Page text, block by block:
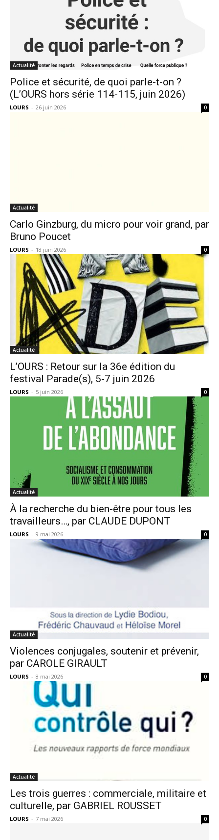
Actualité
Police et sécurité, de quoi parle-t-on ?
(L’OURS hors série 114-115, juin 2026)
LOURS - 26 juin 2026 0
Actualité
Carlo Ginzburg, du micro pour voir grand, par
Bruno Poucet
LOURS - 18 juin 2026 0
Actualité
L’OURS : Retour sur la 36e édition du
festival Parade(s), 5-7 juin 2026
LOURS - 5 juin 2026 0
Actualité
À la recherche du bien-être pour tous les
travailleurs…, par CLAUDE DUPONT
LOURS - 9 mai 2026 0
Actualité
Violences conjugales, soutenir et prévenir,
par CAROLE GIRAULT
LOURS - 8 mai 2026 0
Actualité
Les trois guerres : commerciale, militaire et
culturelle, par GABRIEL ROUSSET
LOURS - 7 mai 2026 0